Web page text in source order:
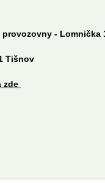
provozovny - Lomnička
Tišnov
zde